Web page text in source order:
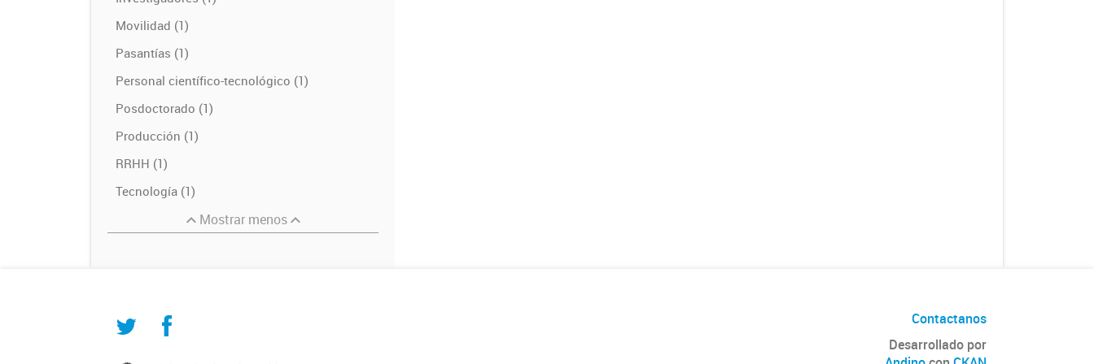
Movilidad (1)
Pasantías (1)
Personal científico-tecnológico (1)
Posdoctorado (1)
Producción (1)
RRHH (1)
Tecnología (1)
Mostrar menos
Contactanos
Desarrollado por